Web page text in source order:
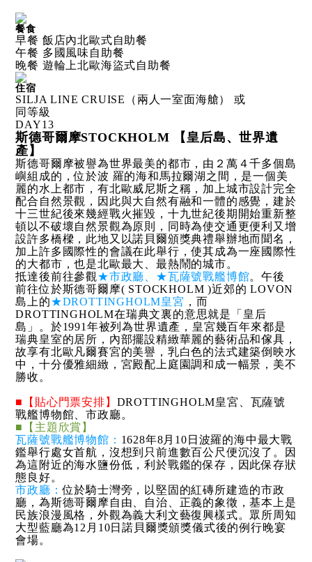
餐食
早餐 飯店內北歐式自助餐
午餐 多國風味自助餐
晚餐 遊輪上北歐海盜式自助餐
住宿
SILJA LINE CRUISE（兩人一室面海艙） 或
同等級
DAY13
斯德哥爾摩STOCKHOLM 【皇后島、世界遺
產】
斯德哥爾摩被譽為世界最美的都市，由２萬４千多個島
嶼組成的，位於波 羅的海和馬拉爾湖之間，是一個美
麗的水上都市，有北歐威尼斯之稱，加上城市設計完全
配合自然景觀，因此與大自然有融和一體的感覺，建於
十三世紀後來幾經戰火摧毀，十九世紀後期開始重新整
頓以不破壞自然景觀為原則，同時為使交通更便利又增
設許多橋樑，此地又以諾貝爾頒獎典禮舉辦地而聞名，
加上許多國際性的會議在此舉行，使其成為一座國際性
的大都市，也是北歐最大、最熱鬧的城市。
抵達後前往參觀★市政廳、★瓦薩號戰艦博館。午後
前往位於斯德哥爾摩( STOCKHOLM )近郊的 LOVON
島上的★DROTTINGHOLM皇宮 ，而
DROTTINGHOLM在瑞典文裏的意思就是「皇后
島」。於1991年被列為世界遺產，皇宮幾百年來都是
瑞典皇室的居所，內部擺設精緻華麗的藝術品和傢具，
故享有北歐凡爾賽宮的美譽，乳白色的法式建築倒映水
中，十分優雅細緻，宮殿配上庭園調和成一幅景，美不
勝收。
■【貼心門票安排】 DROTTINGHOLM皇宮、瓦薩號
戰艦博物館、市政廳。
■【主題欣賞】
瓦薩號戰艦博物館： 1628年8月10日波羅的海中最大戰
鑑舉行處女首航，沒想到只前進數百公尺便沉沒了。因
為這附近的海水鹽份低，利於戰鑑的保存，因此保存狀
態良好。
市政廳：位於騎士灣旁，以堅固的紅磚所建造的市政
廳，為斯德哥爾摩自由、自治、正義的象徵，基本上是
民族浪漫風格，外觀為義大利文藝復興樣式。眾所周知
大型藍廳為12月10日諾貝爾獎頒獎儀式後的例行晚宴
會場。